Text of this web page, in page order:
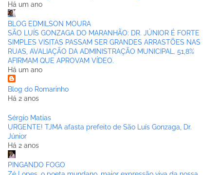
Há um ano
BLOG EDMILSON MOURA
SÃO LUÍS GONZAGA DO MARANHÃO: DR. JÚNIOR É FORTE
SIMPLES VISITAS PASSAM SER GRANDES ARRASTÕES NAS
RUAS, AVALIAÇÃO DA ADMINISTRAÇÃO MUNICIPAL. 51,8%
AFIRMAM QUE APROVAM VÍDEO.
Há um ano
Blog do Romarinho
Há 2 anos
Sérgio Matias
URGENTE! TJMA afasta prefeito de São Luís Gonzaga, Dr.
Júnior
Há 2 anos
PINGANDO FOGO